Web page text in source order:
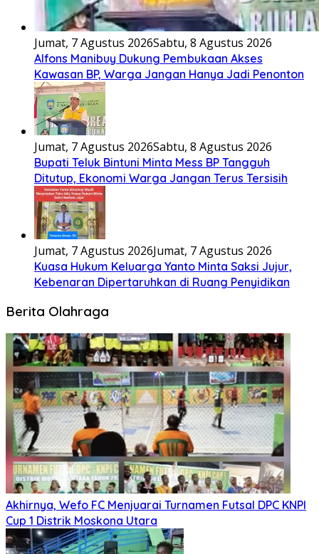
Jumat, 7 Agustus 2026Sabtu, 8 Agustus 2026
Alfons Manibuy Dukung Pembukaan Akses
Kawasan BP, Warga Jangan Hanya Jadi Penonton
Jumat, 7 Agustus 2026Sabtu, 8 Agustus 2026
Bupati Teluk Bintuni Minta Mess BP Tangguh
Ditutup, Ekonomi Warga Jangan Terus Tersisih
Jumat, 7 Agustus 2026Jumat, 7 Agustus 2026
Kuasa Hukum Keluarga Yanto Minta Saksi Jujur,
Kebenaran Dipertaruhkan di Ruang Penyidikan
Berita Olahraga
Akhirnya, Wefo FC Menjuarai Turnamen Futsal DPC KNPI
Cup 1 Distrik Moskona Utara